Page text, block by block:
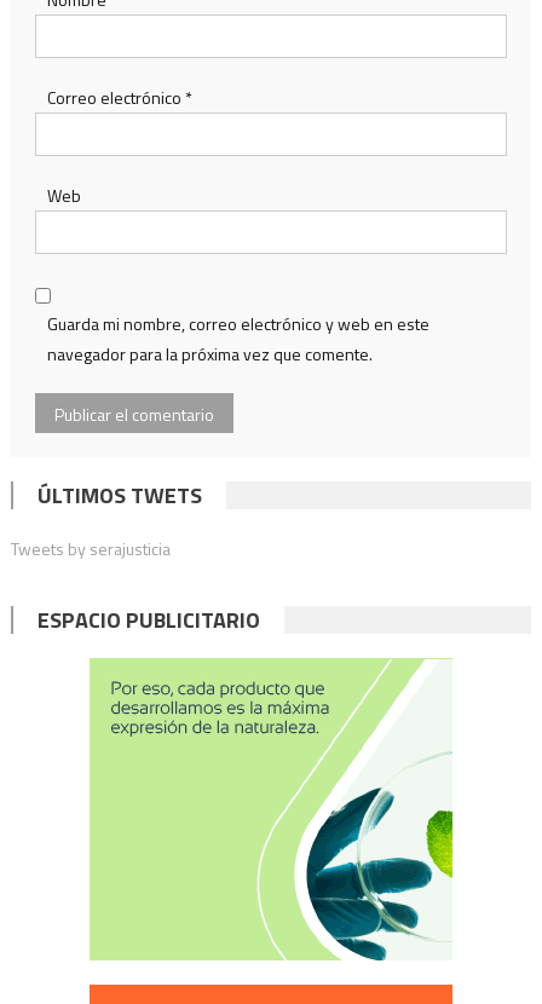
Correo electrónico *
Web
Guarda mi nombre, correo electrónico y web en este
navegador para la próxima vez que comente.
ÚLTIMOS TWETS
Tweets by serajusticia
ESPACIO PUBLICITARIO